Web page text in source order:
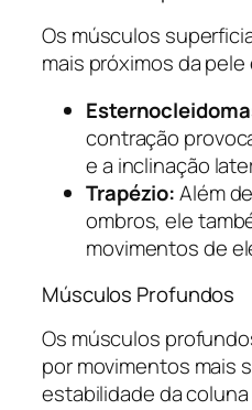
Os músculos
mais próximos da pele
contração
e a inclinação
Trapézio:Além
ombros, ele
movimentos de
Músculos Profundos
Os músculos
por movimentos mais
estabilidade da